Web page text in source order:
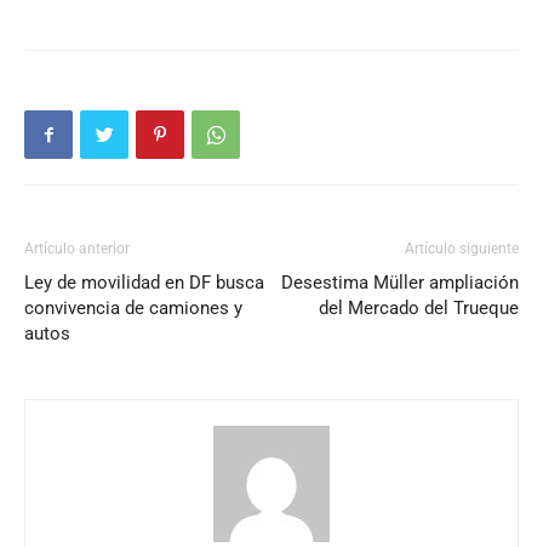
Artículo anterior
Ley de movilidad en DF busca
convivencia de camiones y
autos
Artículo siguiente
Desestima Müller ampliación
del Mercado del Trueque